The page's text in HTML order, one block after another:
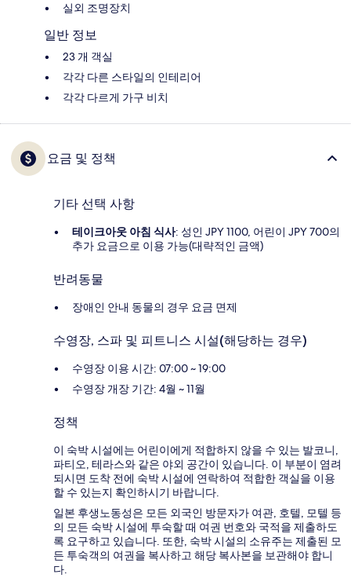
실외 조명장치
일반 정보
23 개 객실
각각 다른 스타일의 인테리어
각각 다르게 가구 비치
요금 및 정책
기타 선택 사항
테이크아웃 아침 식사: 성인 JPY 1100, 어린이 JPY 700의
추가 요금으로 이용 가능(대략적인 금액)
반려동물
장애인 안내 동물의 경우 요금 면제
수영장, 스파 및 피트니스 시설(해당하는 경우)
수영장 이용 시간: 07:00 ~ 19:00
수영장 개장 기간: 4월 ~ 11월
정책
이 숙박 시설에는 어린이에게 적합하지 않을 수 있는 발코니,
파티오, 테라스와 같은 야외 공간이 있습니다. 이 부분이 염려
되시면 도착 전에 숙박 시설에 연락하여 적합한 객실을 이용
할 수 있는지 확인하시기 바랍니다.
일본 후생노동성은 모든 외국인 방문자가 여관, 호텔, 모텔 등
의 모든 숙박 시설에 투숙할 때 여권 번호와 국적을 제출하도
록 요구하고 있습니다. 또한, 숙박 시설의 소유주는 제출된 모
든 투숙객의 여권을 복사하고 해당 복사본을 보관해야 합니
다.